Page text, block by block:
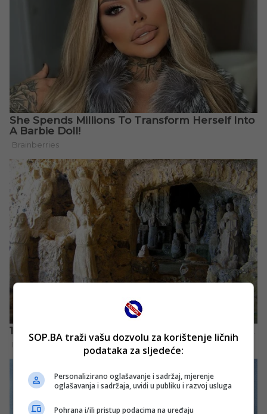
SOP.BA traži vašu dozvolu za korištenje ličnih
podataka za sljedeće:
Personalizirano oglašavanje i sadržaj, mjerenje
oglašavanja i sadržaja, uvidi u publiku i razvoj usluga
Pohrana i/ili pristup podacima na uređaju